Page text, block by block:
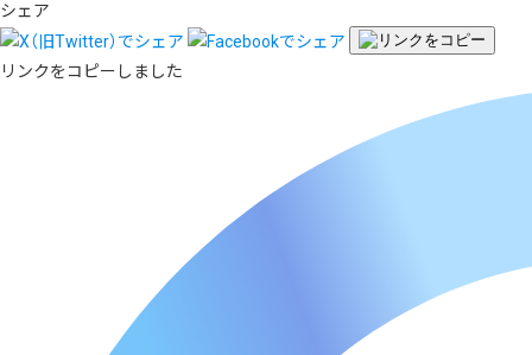
シェア
リンクをコピーしました